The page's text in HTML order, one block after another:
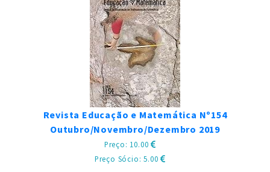
Revista Educação e Matemática Nº154
Outubro/Novembro/Dezembro 2019
Preço: 10.00
Preço Sócio: 5.00